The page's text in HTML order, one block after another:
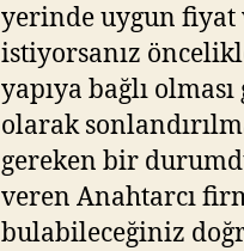
yerinde uygun fiyat
istiyorsanız
yapıya bağlı
olarak
gereken bir
veren Anahtarcı
bulabileceğiniz